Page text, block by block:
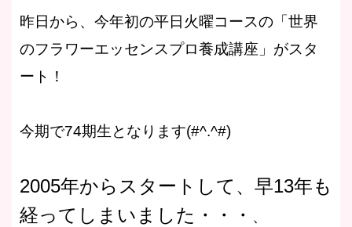
昨日から、今年初の平日火曜コースの「世界
のフラワーエッセンスプロ養成講座」がスタ
ート！
今期で74期生となります(#^.^#)
2005年からスタートして、早13年も
経ってしまいました・・・ 、